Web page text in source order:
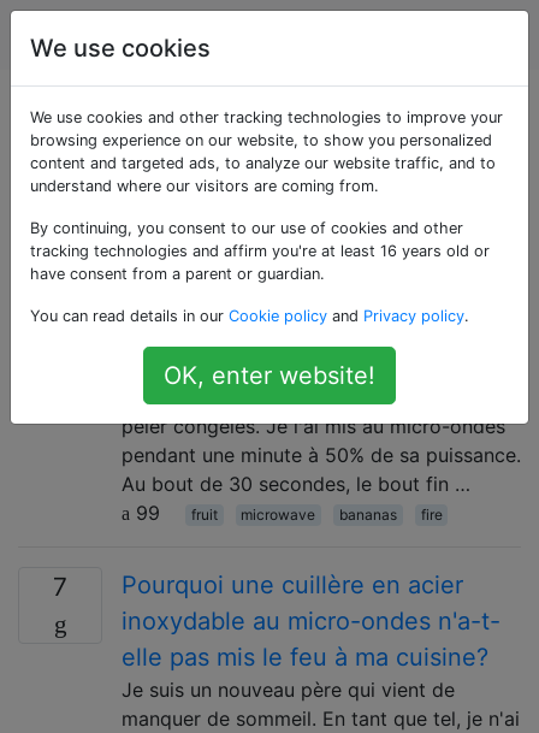
Cuisine
Questions marquées
«fire»
6
Pourquoi ma banane a-t-elle pris
feu au micro-ondes?
Wow, cela ressemble à une question idiote,
bananes au congélateur avec la pelure
encore ouverte. Vous ne pouvez pas les
peler congelés. Je l'ai mis au micro-ondes
pendant une minute à 50% de sa puissance.
Au bout de 30 secondes, le bout fin …
99
fruit microwave bananas fire
7
Pourquoi une cuillère en acier
inoxydable au micro-ondes n'a-t-
elle pas mis le feu à ma cuisine?
Je suis un nouveau père qui vient de
manquer de sommeil. En tant que tel, je n'ai
We use cookies
We use cookies and other tracking technologies to improve your
browsing experience on our website, to show you personalized
content and targeted ads, to analyze our website traffic, and to
understand where our visitors are coming from.
By continuing, you consent to our use of cookies and other
tracking technologies and affirm you're at least 16 years old or
have consent from a parent or guardian.
You can read details in our Cookie policy and Privacy policy.
OK, enter website!